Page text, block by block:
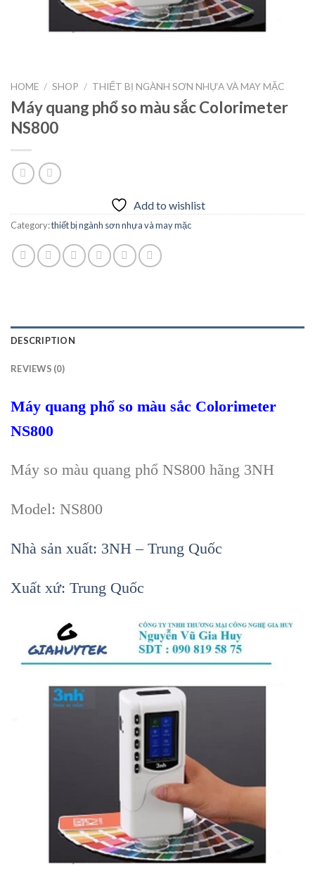
HOME / SHOP / THIẾT BỊ NGÀNH SƠN NHỰA VÀ MAY MẶC
Máy quang phổ so màu sắc Colorimeter
NS800
Add to wishlist
Category:thiết bị ngành sơn nhựa và may mặc
DESCRIPTION
REVIEWS (0)
Máy quang phổ so màu sắc Colorimeter
NS800
Máy so màu quang phổ NS800 hãng 3NH
Model: NS800
Nhà sản xuất: 3NH – Trung Quốc
Xuất xứ: Trung Quốc